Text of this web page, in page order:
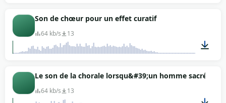
Son de chœur pour un effet curatif
64 kb/s 13
00:08
Le son de la chorale lorsqu&#39;un homme sacré est
64 kb/s 13